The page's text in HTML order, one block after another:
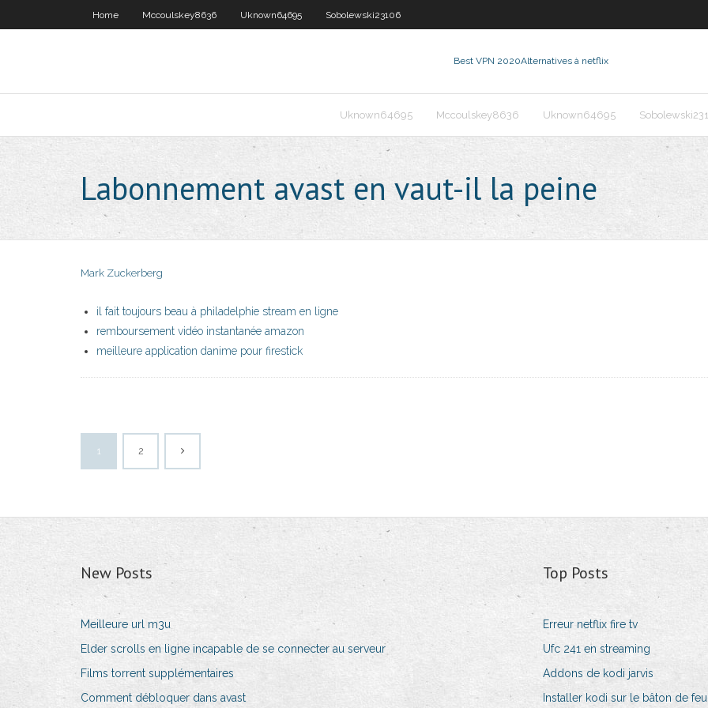
Home Mccoulskey8636 Uknown64695 Sobolewski23106
Best VPN 2020Alternatives à netflix
Uknown64695 Mccoulskey8636 Uknown64695
Labonnement avast en vaut-il la peine
Mark Zuckerberg
il fait toujours beau à philadelphie stream en ligne
remboursement vidéo instantanée amazon
meilleure application danime pour firestick
1 2
New Posts
Meilleure url m3u
Elder scrolls en ligne incapable de se connecter au serveur
Films torrent supplémentaires
Comment débloquer dans avast
Top Posts
Erreur netflix fire tv
Ufc 241 en streaming
Addons de kodi jarvis
Installer kodi sur le bâton de